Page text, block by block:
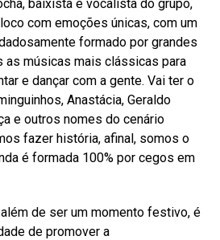
baixista e vocalista do grupo,
com emoções únicas, com um
formado por grandes
as músicas mais clássicas para
e dançar com a gente. Vai ter o
Anastácia, Geraldo
e outros nomes do cenário
fazer história, afinal, somos o
é formada 100% por cegos em
de ser um momento festivo, é
de promover a